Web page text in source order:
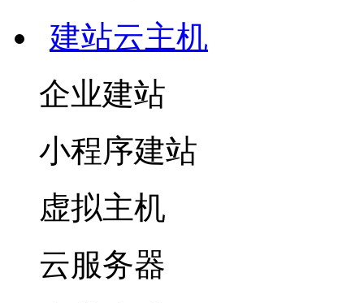
建站云主机
企业建站
小程序建站
虚拟主机
云服务器